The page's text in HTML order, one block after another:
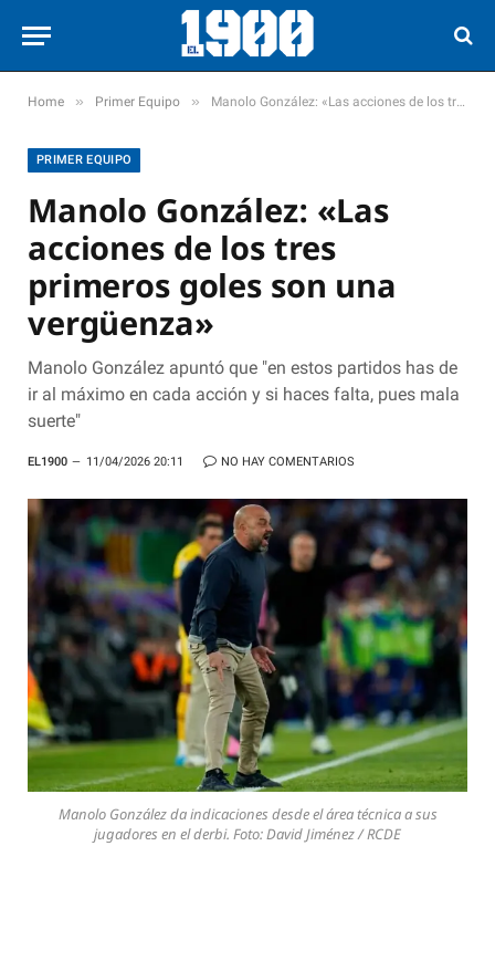
Home » Primer Equipo » Manolo González: «Las acciones de los tres primeros goles son una vergüenza»
PRIMER EQUIPO
Manolo González: «Las
acciones de los tres
primeros goles son una
vergüenza»
Manolo González apuntó que "en estos partidos has de
ir al máximo en cada acción y si haces falta, pues mala
suerte"
EL1900 11/04/2026 20:11 NO HAY COMENTARIOS
Manolo González da indicaciones desde el área técnica a sus
jugadores en el derbi. Foto: David Jiménez / RCDE